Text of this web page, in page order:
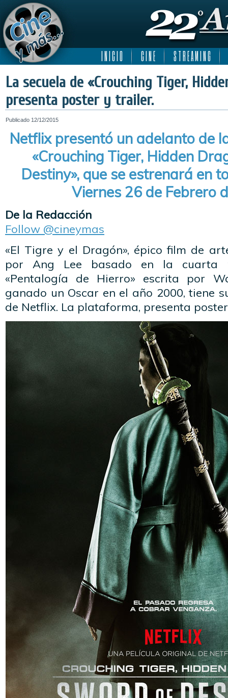
I N I C I O C I N E S T R E A M I N G
La secuela de «Crouching Tiger,
presenta poster y trailer.
Publicado 12/12/2015
Netflix presentó un adelanto de
«Crouching Tiger, Hidden
Destiny», que se estrenará en
Viernes 26 de Febrero
De la Redacción
Follow @cineymas
«El Tigre y el Dragón», épico film de
por Ang Lee basado en la cuarta
«Pentalogía de Hierro» escrita por
ganado un Oscar en el año 2000, tiene
de Netflix. La plataforma, presenta